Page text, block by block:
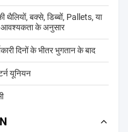
थैलियों, बक्से, डिब्बों, Pallets, या
आवश्यकता के अनुसार
दिनों के भीतर भुगतान के बाद
यूनियन